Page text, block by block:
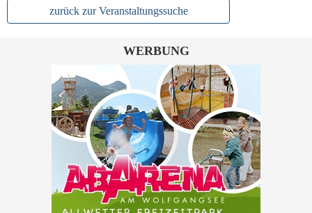
zurück zur Veranstaltungssuche
WERBUNG